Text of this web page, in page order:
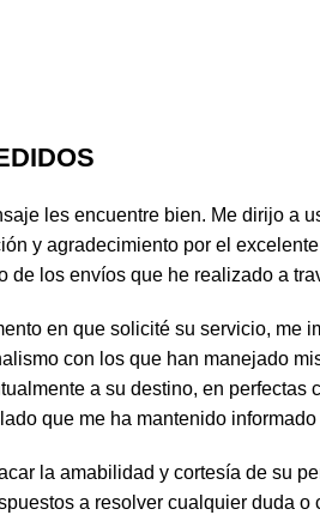
les encuentre bien. Me dirijo a
y agradecimiento por el
de los envíos que he realizado a
en que solicité su servicio, me
con los que han manejado
a su destino, en perfectas
que me ha mantenido
la amabilidad y cortesía de su
a resolver cualquier duda o